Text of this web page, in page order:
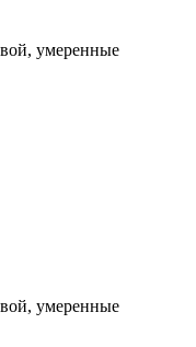
умеренные
умеренные